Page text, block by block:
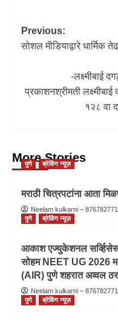
Previous:
सोशल मीडियाद्वारे धार्मिक
-लक्ष्मीबाई
प्रकाशनश्रीमती
१२८ वा
More Stories
पुणे ब्रेकिंग न्यूज़
मराठी चित्रपटांना आता
Neelam kulkarni –
पुणे
ब्रेकिंग न्यूज़
आकाश एज्युकेशनल सर्व्हिसेस
सोहम NEET UG 2026
(AIR) पुणे शहरात अव्वल
Neelam kulkarni –
पुणे
ब्रेकिंग न्यूज़